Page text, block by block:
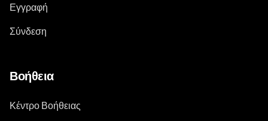
Εγγραφή
Σύνδεση
Βοήθεια
Κέντρο Βοήθειας